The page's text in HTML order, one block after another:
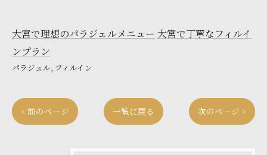
大宮で理想のパラジェルメニュー 大宮で丁寧なフィルイ
ンプラン
パラジェル フィルイン
< 前のページ 一覧に戻る 次のページ >